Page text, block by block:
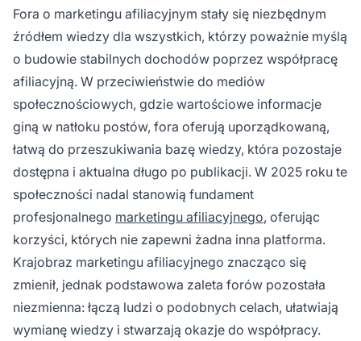
Fora o marketingu afiliacyjnym stały się niezbędnym
źródłem wiedzy dla wszystkich, którzy poważnie myślą
o budowie stabilnych dochodów poprzez współpracę
afiliacyjną. W przeciwieństwie do mediów
społecznościowych, gdzie wartościowe informacje
giną w natłoku postów, fora oferują uporządkowaną,
łatwą do przeszukiwania bazę wiedzy, która pozostaje
dostępna i aktualna długo po publikacji. W 2025 roku te
społeczności nadal stanowią fundament
profesjonalnego marketingu afiliacyjnego, oferując
korzyści, których nie zapewni żadna inna platforma.
Krajobraz marketingu afiliacyjnego znacząco się
zmienił, jednak podstawowa zaleta forów pozostała
niezmienna: łączą ludzi o podobnych celach, ułatwiają
wymianę wiedzy i stwarzają okazje do współpracy.